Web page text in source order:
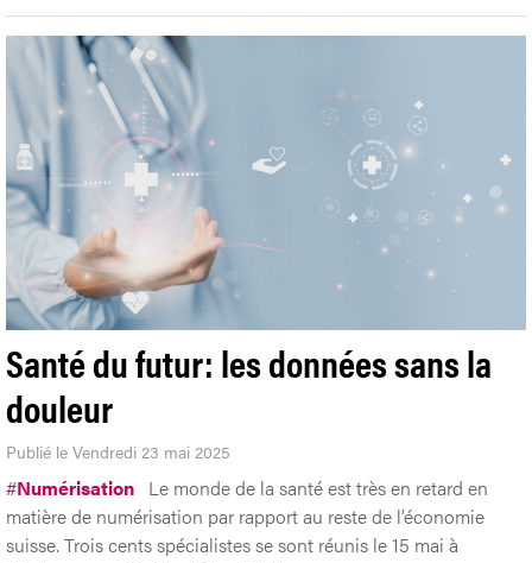
Santé du futur: les données sans la
douleur
Publié le Vendredi 23 mai 2025
#Numérisation Le monde de la santé est très en retard en
matière de numérisation par rapport au reste de l’économie
suisse. Trois cents spécialistes se sont réunis le 15 mai à